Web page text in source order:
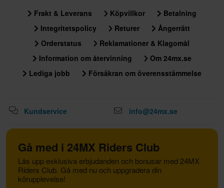
Frakt & Leverans Köpvillkor
Betalning
Integritetspolicy
Returer
Ångerrätt
Orderstatus
Reklamationer & Klagomål
Information om återvinning
Om 24mx.se
Lediga jobb
Försäkran om överensstämmelse
Kundservice info@24mx.se
Gå med i 24MX Riders Club
Lås upp exklusiva erbjudanden och bonusar med 24MX
Riders Club. Gå med nu och uppgradera din
körupplevelse!